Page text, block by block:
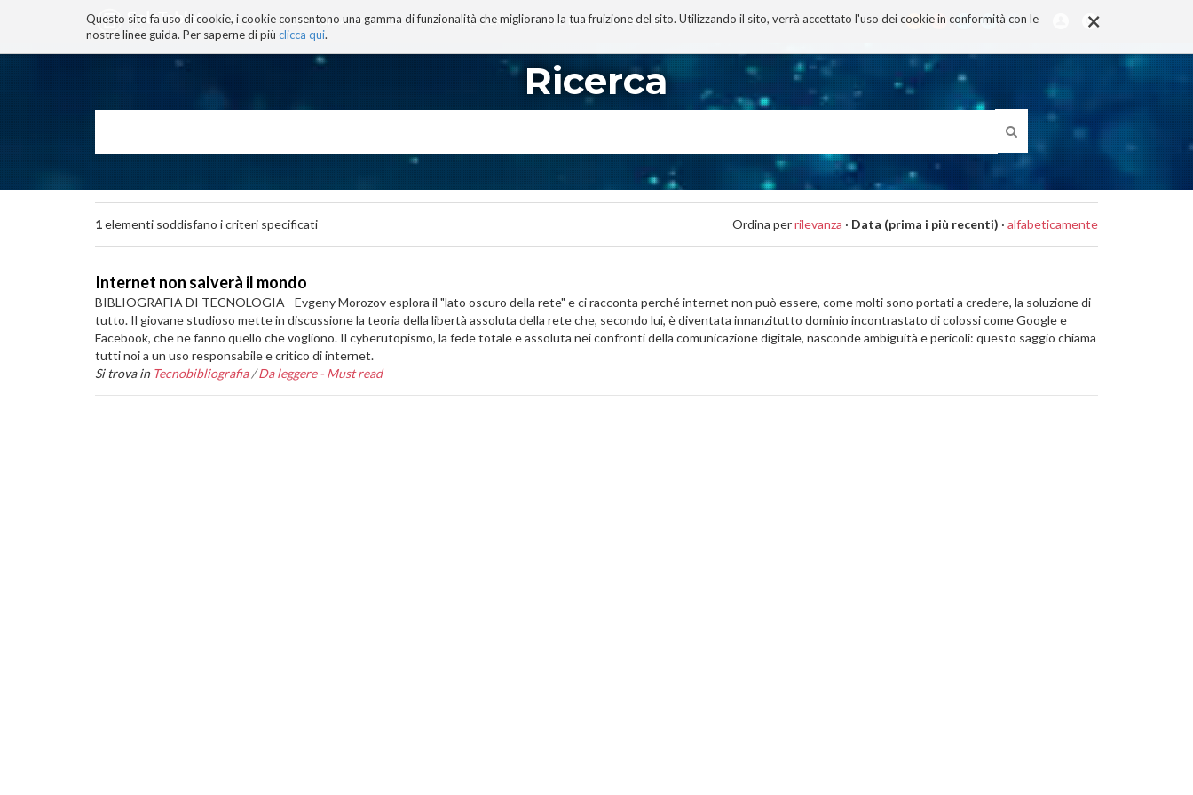
×
Questo sito fa uso di cookie, i cookie consentono una gamma di funzionalità che migliorano la tua fruizione del sito. Utilizzando il sito, verrà accettato l'uso dei cookie in conformità con le
nostre linee guida. Per saperne di più clicca qui.
BLOG TECNOCONSAPEVOLEZZA TECNOBIBLIOGRAFIA I MIEI LIBRI PROGETTO
navigazione
Ricerca
1elementi soddisfano i criteri specificati Ordina perrilevanza · Data (prima i più recenti) · alfabeticamente
Internet non salverà il mondo
BIBLIOGRAFIA DI TECNOLOGIA - Evgeny Morozov esplora il "lato oscuro della rete" e ci racconta perché internet non può essere, come molti sono portati a credere, la soluzione di
tutto. Il giovane studioso mette in discussione la teoria della libertà assoluta della rete che, secondo lui, è diventata innanzitutto dominio incontrastato di colossi come Google e
Facebook, che ne fanno quello che vogliono. Il cyberutopismo, la fede totale e assoluta nei confronti della comunicazione digitale, nasconde ambiguità e pericoli: questo saggio chiama
tutti noi a un uso responsabile e critico di internet.
Si trova in Tecnobibliografia /Da leggere - Must read